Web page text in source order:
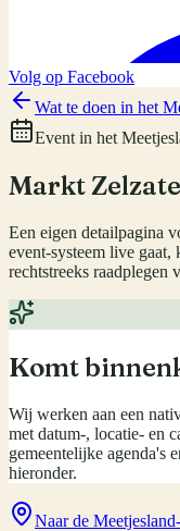
Volg op Facebook
Wat te doen in het
Event in het
Markt Zelzate
Een eigen detailpagina
event-systeem live gaat,
rechtstreeks raadplegen
Komt
Wij werken aan een
met datum-, locatie- en
gemeentelijke agenda's
hieronder.
Naar de